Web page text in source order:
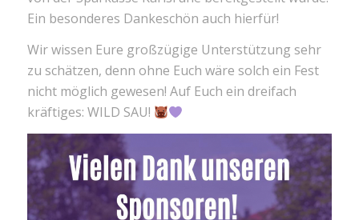
Ein besonderes Dankeschön auch hierfür!
Wir wissen Eure großzügige Unterstützung sehr
zu schätzen, denn ohne Euch wäre solch ein Fest
nicht möglich gewesen! Auf Euch ein dreifach
kräftiges: WILD SAU!